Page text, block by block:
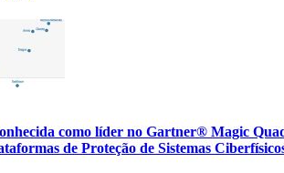
como líder no Gartner® Magic
de Proteção de Sistemas